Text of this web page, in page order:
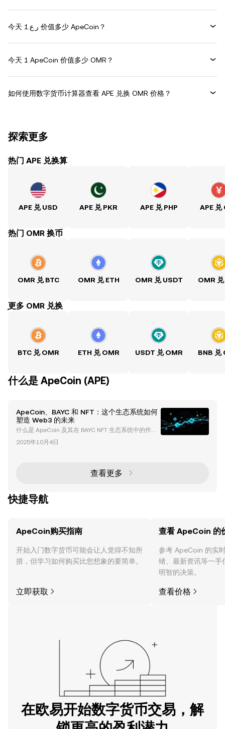
今天 ر.ع.1 价值多少 ApeCoin？
今天 1 ApeCoin 价值多少 OMR？
如何使用数字货币计算器查看 APE 兑换 OMR 价格？
探索更多
热门 APE 兑换算
APE 兑 USD APE 兑 PKR APE 兑 PHP APE 兑
热门 OMR 换币
OMR 兑 BTC OMR 兑 ETH OMR 兑 USDT OMR
ִִִִִִִִִִִִִִִִִִִִִִִִִִִִִִִִִִִִִִִִִִִִִִִִ更多 OMR 兑换
BTC 兑 OMR ETH 兑 OMR USDT 兑 OMR BNB 兑
什么是 ApeCoin (APE)
ApeCoin、BAYC 和 NFT：这个生态系统如何
塑造 Web3 的未来
什么是 ApeCoin 及其在 BAYC NFT 生态系统中的作
用？ ApeCoin (APE) 是无聊猿游艇俱乐部（Bored Ape
Yacht Club，简称 BAYC）生态系统的原生实用和治理
理、质押以及作为 APE 生态系统内的交换媒介，赋能
2025年10月4日
查看更多
快捷导航
ApeCoin购买指南
开始入门数字货币可能会让人觉得不知所
措，但学习如何购买比您想象的要简单。
立即获取
查看 ApeCoin 的
参考 ApeCoin 的实
绪、最新资讯等一手
明智的决策。
查看价格
在欧易开始数字货币交易，解